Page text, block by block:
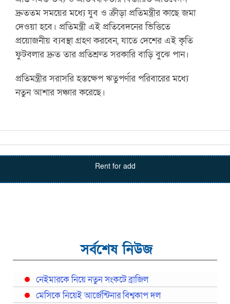
দ্রুততম সময়ের মধ্যে যুব ও ক্রীড়া প্রতিমন্ত্রীর কাছে জমা
দেওয়া হবে। প্রতিমন্ত্রী এই প্রতিবেদনের ভিত্তিতে
প্রয়োজনীয় ব্যবস্থা গ্রহণ করবেন, যাতে দেশের এই কৃতি
ফুটবলার দ্রুত তার প্রতিশ্রুত সরকারি বাড়ি বুঝে পান।
প্রতিমন্ত্রীর সরাসরি হস্তক্ষেপ ঋতুপর্ণার পরিবারের মধ্যে
নতুন আশার সঞ্চার করেছে।
Rent for add
সর্বশেষ নিউজ
নেইমারকে নিয়ে নতুন সংকটে ব্রাজিল
মেসিকে নিয়েই আর্জেন্টিনার বিশ্বকাপ দল